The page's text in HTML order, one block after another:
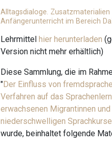
Alltagsdialoge. Zusatzmaterialien
Anfängerunterricht im Bereich
Lehrmittelhier herunterladen
Version nicht mehr erhältlich)
Diese Sammlung, die im
"Der Einfluss von
Verfahren auf das
erwachsenen Migrantinnen
niederschwelligen
wurde, beinhaltet folgende